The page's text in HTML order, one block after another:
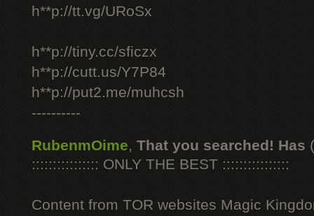
h**p://tt.vg/URoSx
h**p://tiny.cc/sficzx
h**p://cutt.us/Y7P84
h**p://put2.me/muhcsh
----------
RubenmOime, That you searched! Has
:::::::::::::::: ONLY THE BEST ::::::::::::::::
Content from TOR websites Magic